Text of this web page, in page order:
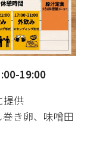
19:00
提供
き卵、味噌田